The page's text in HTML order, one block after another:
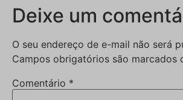
Deixe um
O seu endereço de e-mail não será
Campos obrigatórios são marcados
Comentário *